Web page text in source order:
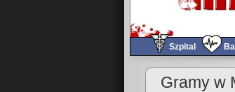
Szpital
Obchód tygodnia #602
Gramy w